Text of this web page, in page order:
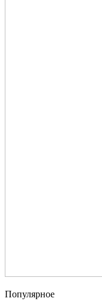
Популярное